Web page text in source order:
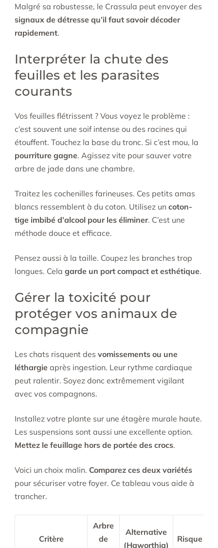
Malgré sa robustesse, le Crassula peut envoyer des
signaux de détresse qu’il faut savoir décoder
rapidement.
Interpréter la chute des
feuilles et les parasites
courants
Vos feuilles flétrissent ? Vous voyez le problème :
c’est souvent une soif intense ou des racines qui
étouffent. Touchez la base du tronc. Si c’est mou, la
pourriture gagne. Agissez vite pour sauver votre
arbre de jade dans une chambre.
Traitez les cochenilles farineuses. Ces petits amas
blancs ressemblent à du coton. Utilisez un coton-
tige imbibé d’alcool pour les éliminer. C’est une
méthode douce et efficace.
Pensez aussi à la taille. Coupez les branches trop
longues. Cela garde un port compact et esthétique.
Gérer la toxicité pour
protéger vos animaux de
compagnie
Les chats risquent des vomissements ou une
léthargie après ingestion. Leur rythme cardiaque
peut ralentir. Soyez donc extrêmement vigilant
avec vos compagnons.
Installez votre plante sur une étagère murale haute.
Les suspensions sont aussi une excellente option.
Mettez le feuillage hors de portée des crocs.
Voici un choix malin. Comparez ces deux variétés
pour sécuriser votre foyer. Ce tableau vous aide à
trancher.
Critère
Arbre
de
Alternative
(Haworthia)
Risque